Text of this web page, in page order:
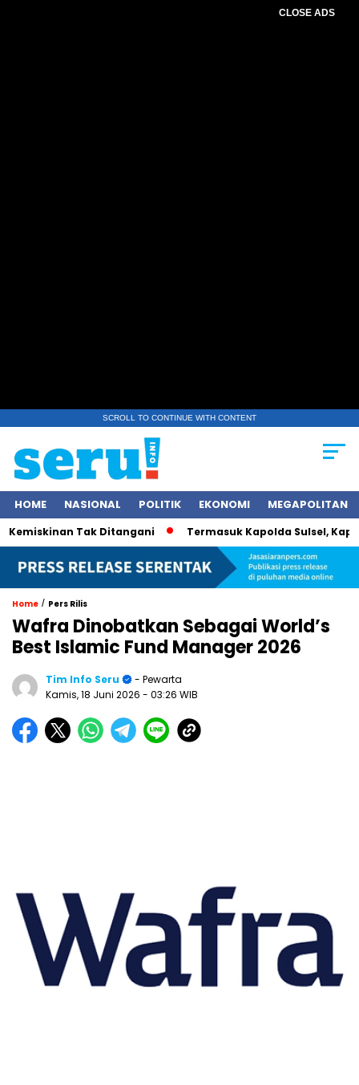
CLOSE ADS
SCROLL TO CONTINUE WITH CONTENT
HOME NASIONAL POLITIK EKONOMI MEGAPOLITAN
Tak Ditangani Termasuk Kapolda Sulsel, Kapolri
Home / Pers Rilis
Wafra Dinobatkan Sebagai World’s
Best Islamic Fund Manager 2026
Tim Info Seru
- Pewarta
Kamis, 18 Juni 2026 - 03:26 WIB